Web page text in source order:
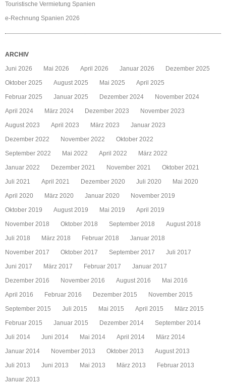
Touristische Vermietung Spanien
e-Rechnung Spanien 2026
ARCHIV
Juni 2026
Mai 2026 April 2026 Januar 2026
Dezember 2025
Oktober 2025
August 2025 Mai 2025
April 2025
Februar 2025
Januar 2025 Dezember 2024
November 2024
April 2024
März 2024 Dezember 2023
November 2023
August 2023
April 2023 März 2023
Januar 2023
Dezember 2022
November 2022
Oktober 2022
September 2022
Mai 2022 April 2022
März 2022
Januar 2022
Dezember 2021 November 2021
Oktober 2021
Juli 2021
April 2021 Dezember 2020 Juli 2020
Mai 2020
April 2020
März 2020 Januar 2020
November 2019
Oktober 2019
August 2019 Mai 2019
April 2019
November 2018
Oktober 2018 September 2018
August 2018
Juli 2018
März 2018 Februar 2018
Januar 2018
November 2017
Oktober 2017 September 2017
Juli 2017
Juni 2017
März 2017 Februar 2017
Januar 2017
Dezember 2016
November 2016 August 2016
Mai 2016
April 2016
Februar 2016 Dezember 2015
November 2015
September 2015
Juli 2015 Mai 2015 April 2015
März 2015
Februar 2015
Januar 2015 Dezember 2014
September 2014
Juli 2014
Juni 2014 Mai 2014 April 2014
März 2014
Januar 2014
November 2013 Oktober 2013
August 2013
Juli 2013
Juni 2013 Mai 2013 März 2013
Februar 2013
Januar 2013